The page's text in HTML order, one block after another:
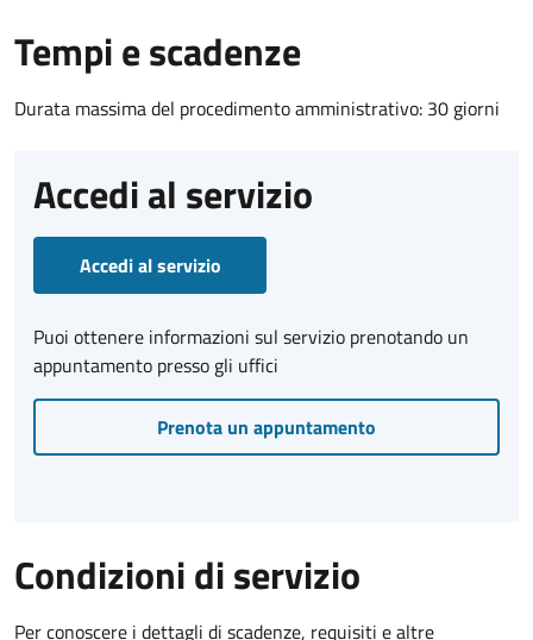
Tempi e scadenze
Durata massima del procedimento amministrativo: 30 giorni
Accedi al servizio
Accedi al servizio
Puoi ottenere informazioni sul servizio prenotando un
appuntamento presso gli uffici
Prenota un appuntamento
Condizioni di servizio
Per conoscere i dettagli di scadenze, requisiti e altre